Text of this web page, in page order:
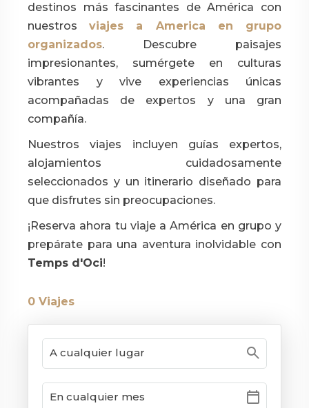
destinos más fascinantes de América con
nuestrosviajes a America en grupo
organizados. Descubre paisajes
impresionantes, sumérgete en culturas
vibrantes y vive experiencias únicas
acompañadas de expertos y una gran
compañía.
Nuestros viajes incluyen guías expertos,
alojamientos cuidadosamente
seleccionados y un itinerario diseñado para
que disfrutes sin preocupaciones.
¡Reserva ahora tu viaje a América en grupo y
prepárate para una aventura inolvidable con
Temps d'Oci!
0 Viajes
search
calendar_today